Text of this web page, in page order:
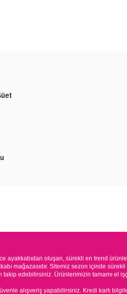
ayakkabıdan oluşan, sürekli en trend
mağazasıdır. Sitemiz sezon içinde
edebilirsiniz. Ürünlerimizin tamamı el
alışveriş yapabilirsiniz. Kredi kartı